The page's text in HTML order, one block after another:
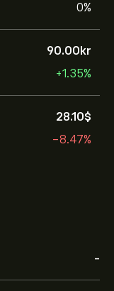
0%
90.00‎kr‎
+1.35%
28.10‎$‎
-8.47%
-